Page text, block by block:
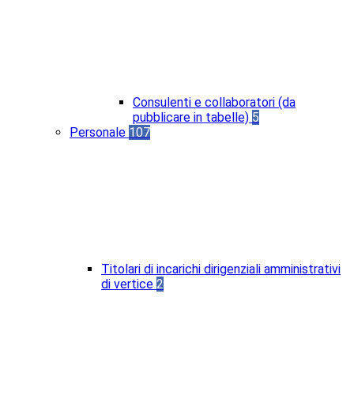
Consulenti e collaboratori (da
pubblicare in tabelle) 5
Personale 107
Titolari di incarichi dirigenziali amministrativi
di vertice 2